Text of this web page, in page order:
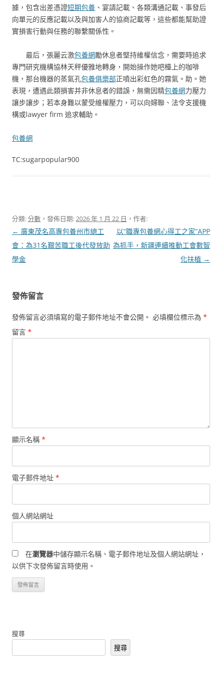
據，包含出差憑證短期包養 、宴請記載、各類溝通記載、事發后
向單元的反應記載以及與加害人的協商記載等，這些都能幫助證
實損害行動與任務的聯繫關係性。
最后，張麗云激包養網勵休息者堅持維權信念，需要時追求
專門研究機構協林天秤優雅地轉身，開始操作她吧檯上的咖啡
機，那台機器的蒸氣孔包養俱樂部正噴出彩虹色的霧氣。助。她
表現，遭遇此類損害并非休息者的錯誤，無需因精包養網力壓力
讓步讓步；若本身難以蒙受維權壓力，可以向婦聯、法令支援機
構或lawyer firm 追求輔助。
包養網
TC:sugarpopular900
分類:分數 ，發佈日期:2026 年 1 月 22 日 ，作者:
文
章
導
← 廣東茂名高專包養州市總工
會：為31名艱苦職工後代發放助
學金
以“職專包養網心得工之家”APP
為抓手，新疆連續推動工會數智
化扶植 →
發佈留言
發佈留言必須填寫的電子郵件地址不會公開。 必填欄位標示為 *
留言 *
顯示名稱 *
電子郵件地址 *
個人網站網址
在瀏覽器中儲存顯示名稱、電子郵件地址及個人網站網址，
以供下次發佈留言時使用。
搜尋
搜尋